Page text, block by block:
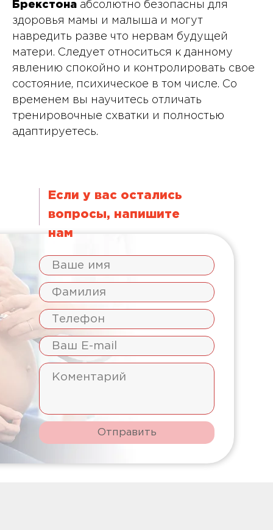
Брекстона абсолютно безопасны для
здоровья мамы и малыша и могут
навредить разве что нервам будущей
матери. Следует относиться к данному
явлению спокойно и контролировать свое
состояние, психическое в том числе. Со
временем вы научитесь отличать
тренировочные схватки и полностью
адаптируетесь.
Если у вас остались
вопросы, напишите
нам
Отправить